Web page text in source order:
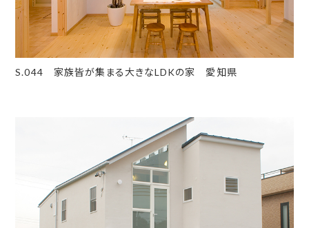
S.044 家族皆が集まる大きなLDKの家 愛知県